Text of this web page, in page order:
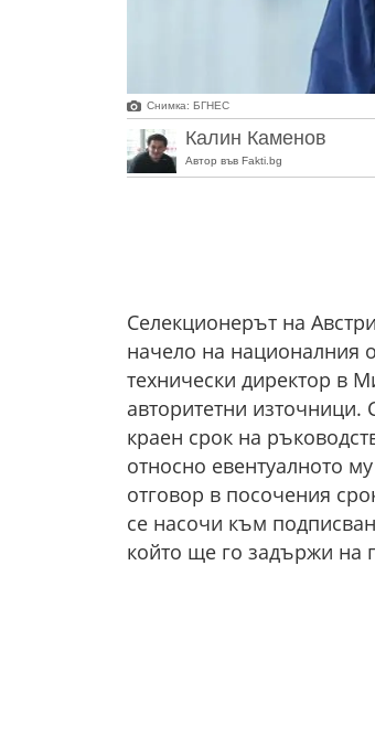
Снимка: БГНЕС
Калин Каменов
Автор във Fakti.bg
Селекционерът на
начело на националния
технически директор в
авторитетни източници.
краен срок на
относно евентуалното
отговор в посочения
се насочи към
който ще го задържи на